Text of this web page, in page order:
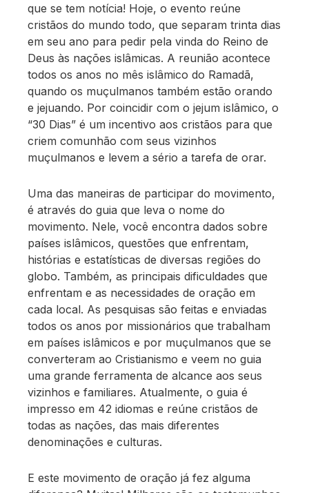
que se tem notícia! Hoje, o evento reúne
cristãos do mundo todo, que separam trinta dias
em seu ano para pedir pela vinda do Reino de
Deus às nações islâmicas. A reunião acontece
todos os anos no mês islâmico do Ramadã,
quando os muçulmanos também estão orando
e jejuando. Por coincidir com o jejum islâmico, o
“30 Dias” é um incentivo aos cristãos para que
criem comunhão com seus vizinhos
muçulmanos e levem a sério a tarefa de orar.
Uma das maneiras de participar do movimento,
é através do guia que leva o nome do
movimento. Nele, você encontra dados sobre
países islâmicos, questões que enfrentam,
histórias e estatísticas de diversas regiões do
globo. Também, as principais dificuldades que
enfrentam e as necessidades de oração em
cada local. As pesquisas são feitas e enviadas
todos os anos por missionários que trabalham
em países islâmicos e por muçulmanos que se
converteram ao Cristianismo e veem no guia
uma grande ferramenta de alcance aos seus
vizinhos e familiares. Atualmente, o guia é
impresso em 42 idiomas e reúne cristãos de
todas as nações, das mais diferentes
denominações e culturas.
E este movimento de oração já fez alguma